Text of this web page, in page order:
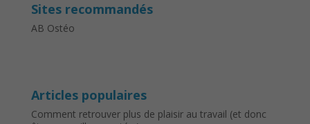
Sites recommandés
AB Ostéo
Articles populaires
Comment retrouver plus de plaisir au travail (et donc